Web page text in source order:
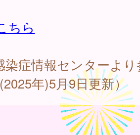
ちら
染症情報センターよ
(2025年)5月9日更新）